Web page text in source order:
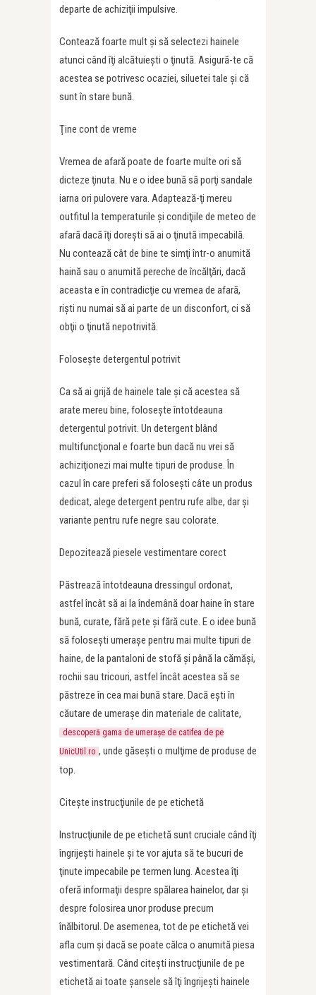
departe de achiziţii impulsive.
Contează foarte mult şi să selectezi hainele
atunci când îţi alcătuieşti o ţinută. Asigură-te că
acestea se potrivesc ocaziei, siluetei tale şi că
sunt în stare bună.
Ţine cont de vreme
Vremea de afară poate de foarte multe ori să
dicteze ţinuta. Nu e o idee bună să porţi sandale
iarna ori pulovere vara. Adaptează-ţi mereu
outfitul la temperaturile şi condiţiile de meteo de
afară dacă îţi doreşti să ai o ţinută impecabilă.
Nu contează cât de bine te simţi într-o anumită
haină sau o anumită pereche de încălţări, dacă
aceasta e în contradicţie cu vremea de afară,
rişti nu numai să ai parte de un disconfort, ci să
obţii o ţinută nepotrivită.
Foloseşte detergentul potrivit
Ca să ai grijă de hainele tale şi că acestea să
arate mereu bine, foloseşte întotdeauna
detergentul potrivit. Un detergent blând
multifuncţional e foarte bun dacă nu vrei să
achiziţionezi mai multe tipuri de produse. În
cazul în care preferi să foloseşti câte un produs
dedicat, alege detergent pentru rufe albe, dar şi
variante pentru rufe negre sau colorate.
Depozitează piesele vestimentare corect
Păstrează întotdeauna dressingul ordonat,
astfel încât să ai la îndemână doar haine în stare
bună, curate, fără pete şi fără cute. E o idee bună
să foloseşti umeraşe pentru mai multe tipuri de
haine, de la pantaloni de stofă şi până la cămăşi,
rochii sau tricouri, astfel încât acestea să se
păstreze în cea mai bună stare. Dacă eşti în
căutare de umeraşe din materiale de calitate,
descoperă gama de umeraşe de catifea de pe
UnicUtil.ro , unde găseşti o mulţime de produse de
top.
Citeşte instrucţiunile de pe etichetă
Instrucţiunile de pe etichetă sunt cruciale când îţi
îngrijeşti hainele şi te vor ajuta să te bucuri de
ţinute impecabile pe termen lung. Acestea îţi
oferă informaţii despre spălarea hainelor, dar şi
despre folosirea unor produse precum
înălbitorul. De asemenea, tot de pe etichetă vei
afla cum şi dacă se poate călca o anumită piesa
vestimentară. Când citeşti instrucţiunile de pe
etichetă ai toate şansele să îţi îngrijeşti hainele